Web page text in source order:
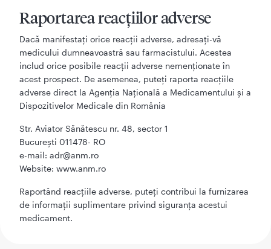
Raportarea reacţiilor adverse
Dacă manifestaţi orice reacţii adverse, adresaţi-vă
medicului dumneavoastră sau farmacistului. Acestea
includ orice posibile reacţii adverse nemenţionate în
acest prospect. De asemenea, puteţi raporta reacţiile
adverse direct la Agenţia Naţională a Medicamentului şi a
Dispozitivelor Medicale din România
Str. Aviator Sănătescu nr. 48, sector 1
București 011478- RO
e-mail: adr@anm.ro
Website: www.anm.ro
Raportând reacţiile adverse, puteţi contribui la furnizarea
de informaţii suplimentare privind siguranţa acestui
medicament.